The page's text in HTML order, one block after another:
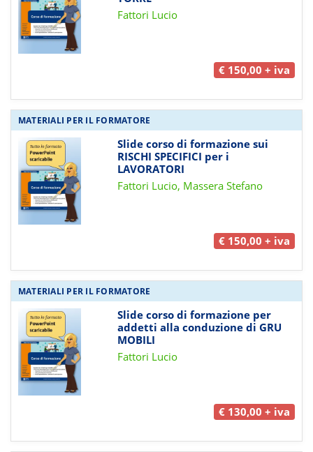
Fattori Lucio
€ 150,00 + iva
MATERIALI PER IL FORMATORE
Slide corso di formazione sui
RISCHI SPECIFICI per i
LAVORATORI
Fattori Lucio, Massera Stefano
€ 150,00 + iva
MATERIALI PER IL FORMATORE
Slide corso di formazione per
addetti alla conduzione di GRU
MOBILI
Fattori Lucio
€ 130,00 + iva